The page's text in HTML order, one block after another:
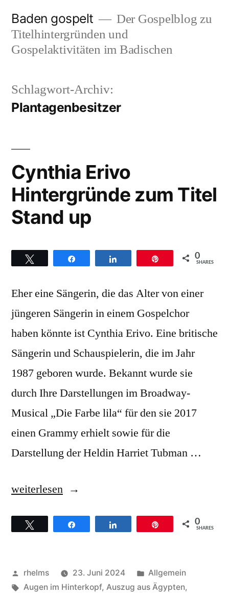
Inhalt
springen
Baden gospelt
Der Gospelblog zu
Titelhintergründen und
Gospelaktivitäten im Badischen
Schlagwort-Archiv:
Plantagenbesitzer
Cynthia Erivo
Hintergründe zum Titel
Stand up
0
SHARES
Eher eine Sängerin, die das Alter von einer
jüngeren Sängerin in einem Gospelchor
haben könnte ist Cynthia Erivo. Eine britische
Sängerin und Schauspielerin, die im Jahr
1987 geboren wurde. Bekannt wurde sie
durch Ihre Darstellungen im Broadway-
Musical „Die Farbe lila“ für den sie 2017
einen Grammy erhielt sowie für die
Darstellung der Heldin Harriet Tubman …
„Cynthia
Hintergründe
Titel
Stand
weiterlesen
0
SHARES
Veröffentlicht
von
rhelms 23. Juni 2024
Veröffentlicht
unter
Allgemein
Schlagwörter:
Augen im Hinterkopf, Auszug aus Ägypten,